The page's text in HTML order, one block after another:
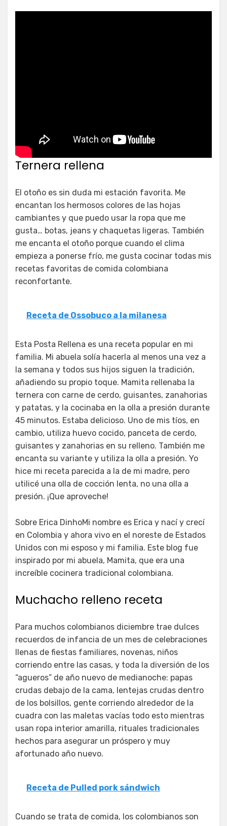
Ternera rellena
El otoño es sin duda mi estación favorita. Me
encantan los hermosos colores de las hojas
cambiantes y que puedo usar la ropa que me
gusta… botas, jeans y chaquetas ligeras. También
me encanta el otoño porque cuando el clima
empieza a ponerse frío, me gusta cocinar todas mis
recetas favoritas de comida colombiana
reconfortante.
Receta de Ossobuco a la milanesa
Esta Posta Rellena es una receta popular en mi
familia. Mi abuela solía hacerla al menos una vez a
la semana y todos sus hijos siguen la tradición,
añadiendo su propio toque. Mamita rellenaba la
ternera con carne de cerdo, guisantes, zanahorias
y patatas, y la cocinaba en la olla a presión durante
45 minutos. Estaba delicioso. Uno de mis tíos, en
cambio, utiliza huevo cocido, panceta de cerdo,
guisantes y zanahorias en su relleno. También me
encanta su variante y utiliza la olla a presión. Yo
hice mi receta parecida a la de mi madre, pero
utilicé una olla de cocción lenta, no una olla a
presión. ¡Que aproveche!
Sobre Erica DinhoMi nombre es Erica y nací y crecí
en Colombia y ahora vivo en el noreste de Estados
Unidos con mi esposo y mi familia. Este blog fue
inspirado por mi abuela, Mamita, que era una
increíble cocinera tradicional colombiana.
Muchacho relleno receta
Para muchos colombianos diciembre trae dulces
recuerdos de infancia de un mes de celebraciones
llenas de fiestas familiares, novenas, niños
corriendo entre las casas, y toda la diversión de los
“agueros” de año nuevo de medianoche: papas
crudas debajo de la cama, lentejas crudas dentro
de los bolsillos, gente corriendo alrededor de la
cuadra con las maletas vacías todo esto mientras
usan ropa interior amarilla, rituales tradicionales
hechos para asegurar un próspero y muy
afortunado año nuevo.
Receta de Pulled pork sándwich
Cuando se trata de comida, los colombianos son